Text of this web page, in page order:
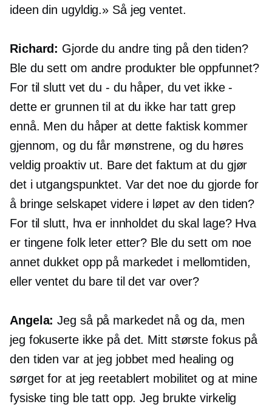
ideen din ugyldig.» Så jeg ventet.
Richard: Gjorde du andre ting på den tiden?
Ble du sett om andre produkter ble oppfunnet?
For til slutt vet du - du håper, du vet ikke -
dette er grunnen til at du ikke har tatt grep
ennå. Men du håper at dette faktisk kommer
gjennom, og du får mønstrene, og du høres
veldig proaktiv ut. Bare det faktum at du gjør
det i utgangspunktet. Var det noe du gjorde for
å bringe selskapet videre i løpet av den tiden?
For til slutt, hva er innholdet du skal lage? Hva
er tingene folk leter etter? Ble du sett om noe
annet dukket opp på markedet i mellomtiden,
eller ventet du bare til det var over?
Angela: Jeg så på markedet nå og da, men
jeg fokuserte ikke på det. Mitt største fokus på
den tiden var at jeg jobbet med healing og
sørget for at jeg reetablert mobilitet og at mine
fysiske ting ble tatt opp. Jeg brukte virkelig